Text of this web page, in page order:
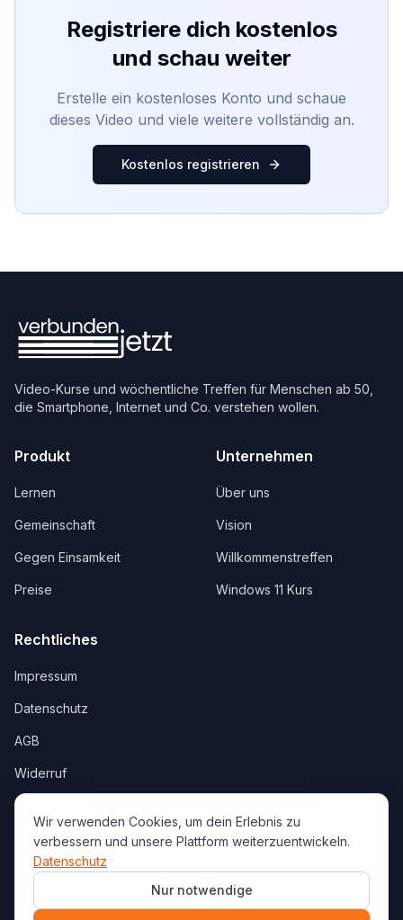
Registriere dich kostenlos
und schau weiter
Erstelle ein kostenloses Konto und schaue
dieses Video und viele weitere vollständig an.
Kostenlos registrieren
Video-Kurse und wöchentliche Treffen für Menschen ab 50,
die Smartphone, Internet und Co. verstehen wollen.
Produkt
Lernen
Gemeinschaft
Gegen Einsamkeit
Preise
Unternehmen
Über uns
Vision
Willkommenstreffen
Windows 11 Kurs
Rechtliches
Impressum
Datenschutz
AGB
Widerruf
Mit ❤️ entwickelt in Köln & Hamburg
MaxMy.Business
Wir verwenden Cookies, um dein Erlebnis zu
verbessern und unsere Plattform weiterzuentwickeln.
Datenschutz
Nur notwendige